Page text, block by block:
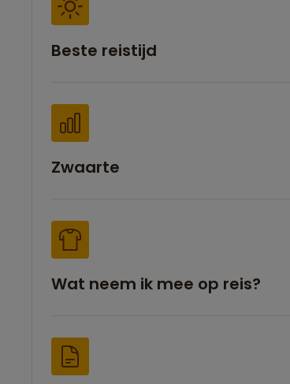
Beste reistijd
Zwaarte
Wat neem ik mee op reis?